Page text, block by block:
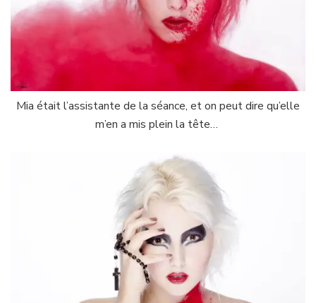
Mia était l’assistante de la séance, et on peut dire qu’elle
m’en a mis plein la tête…